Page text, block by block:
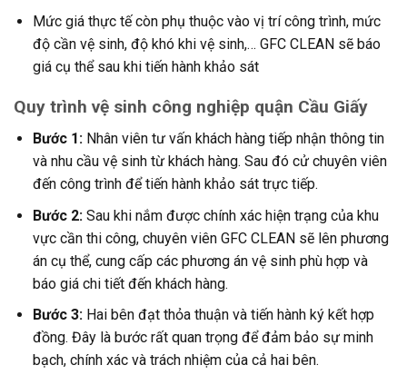
Mức giá thực tế còn phụ thuộc vào vị trí công trình, mức
độ cần vệ sinh, độ khó khi vệ sinh,… GFC CLEAN sẽ báo
giá cụ thể sau khi tiến hành khảo sát
Quy trình vệ sinh công nghiệp quận Cầu Giấy
Bước 1: Nhân viên tư vấn khách hàng tiếp nhận thông tin
và nhu cầu vệ sinh từ khách hàng. Sau đó cử chuyên viên
đến công trình để tiến hành khảo sát trực tiếp.
Bước 2: Sau khi nắm được chính xác hiện trạng của khu
vực cần thi công, chuyên viên GFC CLEAN sẽ lên phương
án cụ thể, cung cấp các phương án vệ sinh phù hợp và
báo giá chi tiết đến khách hàng.
Bước 3: Hai bên đạt thỏa thuận và tiến hành ký kết hợp
đồng. Đây là bước rất quan trọng để đảm bảo sự minh
bạch, chính xác và trách nhiệm của cả hai bên.